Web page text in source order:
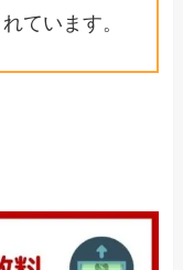
ています。